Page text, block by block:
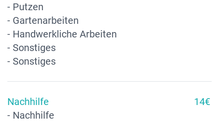
- Putzen
- Gartenarbeiten
- Handwerkliche Arbeiten
- Sonstiges
- Sonstiges
Nachhilfe
- Nachhilfe
14€